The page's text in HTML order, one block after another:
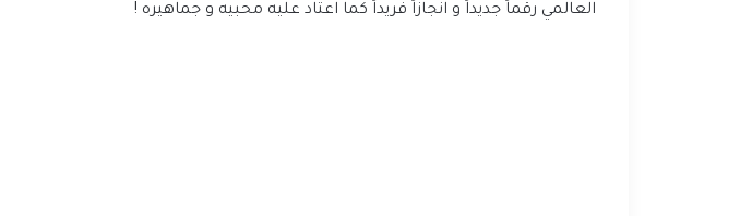
العالمي رقماً جديداً و انجازاً فريداً كما اعتاد عليه محبيه و جماهيره !